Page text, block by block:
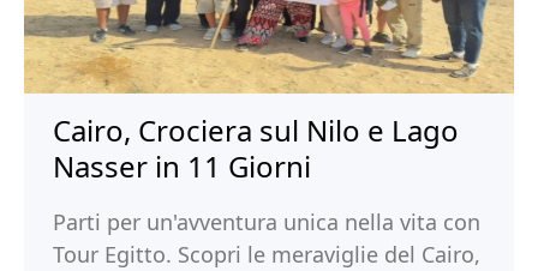
Cairo, Crociera sul Nilo e Lago
Nasser in 11 Giorni
Parti per un'avventura unica nella vita con
Tour Egitto. Scopri le meraviglie del Cairo,